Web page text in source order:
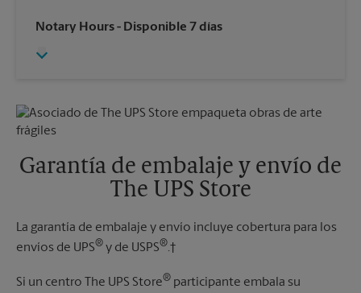
Domingo
Sin Recolección
Miércoles
6:00 PM
Viernes
Lunes
6:00 PM
Martes
Notary Hours- Disponible 7 días
Garantía de embalaje y envío de
The UPS Store
La garantía de embalaje y envío incluye cobertura para los
envíos de UPS® y de USPS®.†
Si un centro The UPS Store® participante embala su